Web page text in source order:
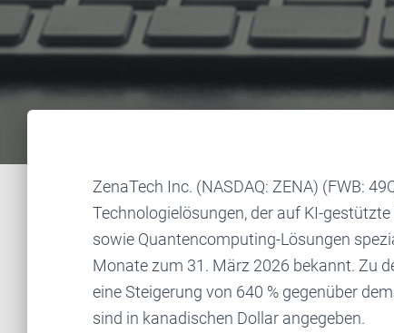
ZenaTech Inc. (NASDAQ: ZENA) (FWB:
Technologielösungen, der auf KI-
sowie Quantencomputing-Lösungen
Monate zum 31. März 2026 bekannt. Zu
eine Steigerung von 640 % gegenüber
sind in kanadischen Dollar angegeben.